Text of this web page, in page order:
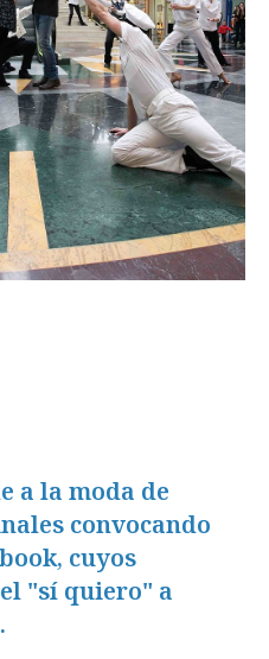
a la moda de
convocando
cuyos
"sí quiero" a